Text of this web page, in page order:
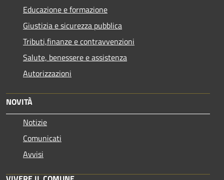
Educazione e formazione
Giustizia e sicurezza pubblica
Tributi,finanze e contravvenzioni
Salute, benessere e assistenza
Autorizzazioni
NOVITÀ
Notizie
Comunicati
Avvisi